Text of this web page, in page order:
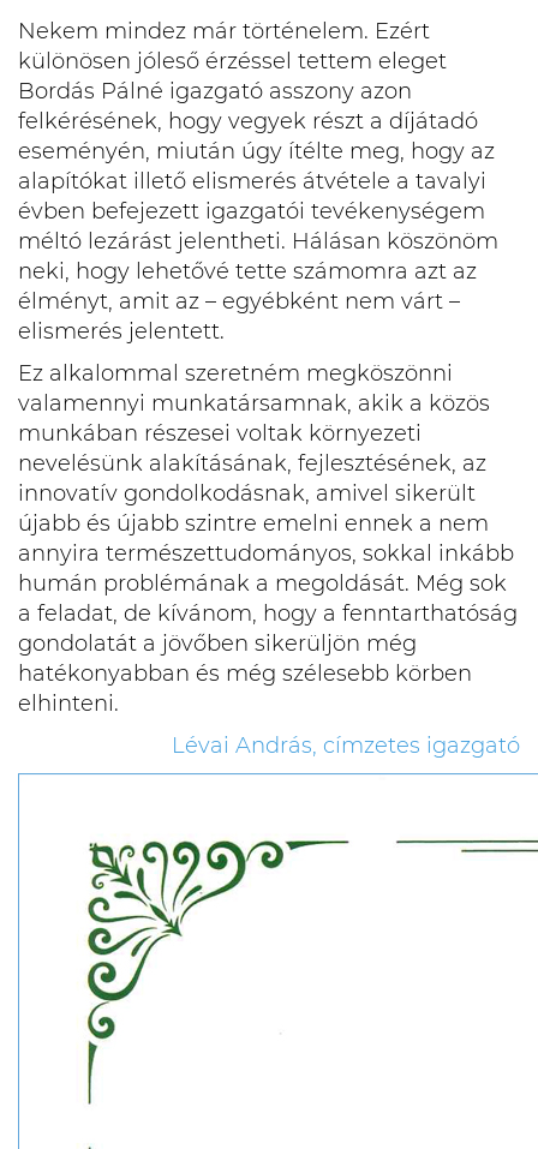
Nekem mindez már történelem. Ezért
különösen jóleső érzéssel tettem eleget
Bordás Pálné igazgató asszony azon
felkérésének, hogy vegyek részt a díjátadó
eseményén, miután úgy ítélte meg, hogy az
alapítókat illető elismerés átvétele a tavalyi
évben befejezett igazgatói tevékenységem
méltó lezárást jelentheti. Hálásan köszönöm
neki, hogy lehetővé tette számomra azt az
élményt, amit az – egyébként nem várt –
elismerés jelentett.
Ez alkalommal szeretném megköszönni
valamennyi munkatársamnak, akik a közös
munkában részesei voltak környezeti
nevelésünk alakításának, fejlesztésének, az
innovatív gondolkodásnak, amivel sikerült
újabb és újabb szintre emelni ennek a nem
annyira természettudományos, sokkal inkább
humán problémának a megoldását. Még sok
a feladat, de kívánom, hogy a fenntarthatóság
gondolatát a jövőben sikerüljön még
hatékonyabban és még szélesebb körben
elhinteni.
Lévai András, címzetes igazgató